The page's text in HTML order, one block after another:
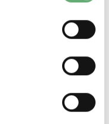
de mecanismos
+